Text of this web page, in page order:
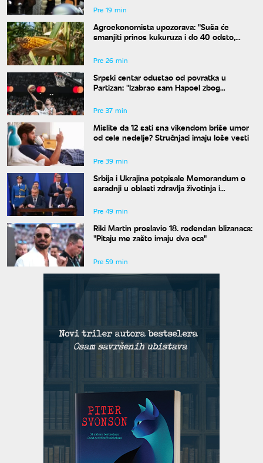
Pre 19 min
Agroekonomista upozorava: "Suša će
smanjiti prinos kukuruza i do 40 odsto,
Pre 26 min
Srpski centar odustao od povratka u
Partizan: "Izabrao sam Hapoel zbog
Pre 37 min
Mislite da 12 sati sna vikendom briše umor
od cele nedelje? Stručnjaci imaju loše vesti
Pre 39 min
Srbija i Ukrajina potpisale Memorandum o
saradnji u oblasti zdravlja životinja i
Pre 49 min
Riki Martin proslavio 18. rođendan blizanaca:
"Pitaju me zašto imaju dva oca"
Pre 59 min